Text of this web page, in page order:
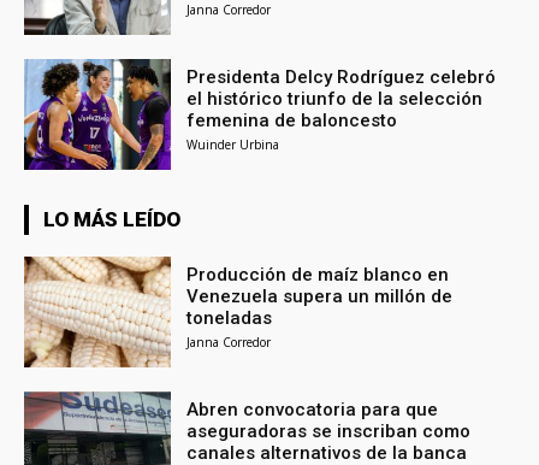
Janna Corredor
Presidenta Delcy Rodríguez celebró
el histórico triunfo de la selección
femenina de baloncesto
Wuinder Urbina
LO MÁS LEÍDO
Producción de maíz blanco en
Venezuela supera un millón de
toneladas
Janna Corredor
Abren convocatoria para que
aseguradoras se inscriban como
canales alternativos de la banca